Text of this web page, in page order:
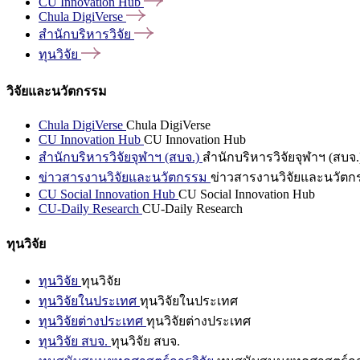
Chula DigiVerse
สำนักบริหารวิจัย
ทุนวิจัย
วิจัยและนวัตกรรม
Chula DigiVerse Chula DigiVerse
CU Innovation Hub CU Innovation Hub
สำนักบริหารวิจัยจุฬาฯ (สบจ.) สำนักบริหารวิจัยจุฬาฯ (สบจ
ข่าวสารงานวิจัยและนวัตกรรม ข่าวสารงานวิจัยและนวัตก
CU Social Innovation Hub CU Social Innovation Hub
CU-Daily Research CU-Daily Research
ทุนวิจัย
ทุนวิจัย ทุนวิจัย
ทุนวิจัยในประเทศ ทุนวิจัยในประเทศ
ทุนวิจัยต่างประเทศ ทุนวิจัยต่างประเทศ
ทุนวิจัย สบจ. ทุนวิจัย สบจ.